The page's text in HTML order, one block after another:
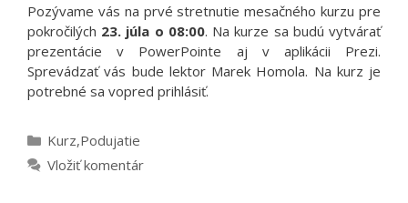
Pozývame vás na prvé stretnutie mesačného kurzu pre
pokročilých 23. júla o 08:00. Na kurze sa budú vytvárať
prezentácie v PowerPointe aj v aplikácii Prezi.
Sprevádzať vás bude lektor Marek Homola. Na kurz je
potrebné sa vopred prihlásiť.
Kategórie
Kurz,Podujatie
Vložiť komentár